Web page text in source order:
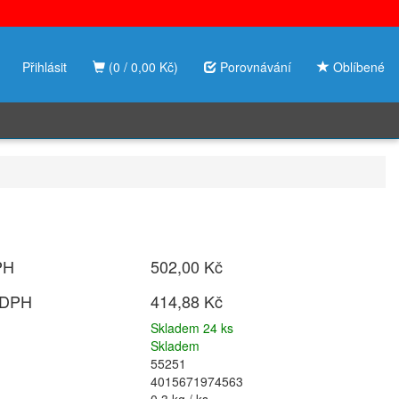
(0 / 0,00 Kč) Porovnávání Oblíbené
Přihlásit
502,00 Kč
414,88 Kč
Skladem 24 ks
Skladem
55251
4015671974563